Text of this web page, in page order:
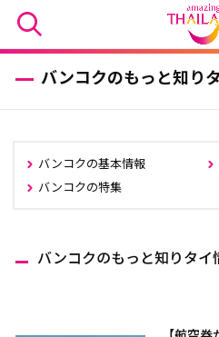
バンコクのもっと知り
バンコクの基本情報
バンコクの特集
バンコクのもっと知りタイ